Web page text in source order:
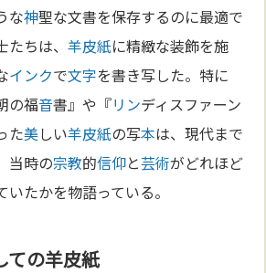
な神聖な文書を保存するのに最適で
たちは、羊皮紙に精緻な装飾を施
インクで文字を書き写した。特に
の福音書』や『リンディスファーン
た美しい羊皮紙の写本は、現代まで
当時の宗教的信仰と芸術がどれほど
たかを物語っている。
ての羊皮紙